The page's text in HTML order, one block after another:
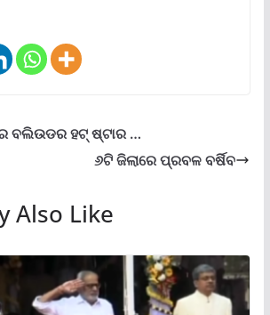
ବଲିଉଡର ହଟ୍ ଷ୍ଟାର …
୬ଟି ଜିଲାରେ ପ୍ରବଳ ବର୍ଷିବ
Also Like